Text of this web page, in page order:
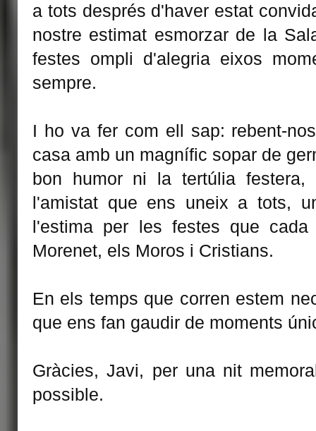
a tots després d'haver estat
nostre estimat esmorzar de la
festes ompli d'alegria eixos
sempre.
I ho va fer com ell sap: rebent-
casa amb un magnífic sopar de
bon humor ni la tertúlia
l'amistat que ens uneix a tots,
l'estima per les festes que
Morenet, els Moros i Cristians.
En els temps que corren estem
que ens fan gaudir de moments
Gràcies, Javi, per una nit
possible.